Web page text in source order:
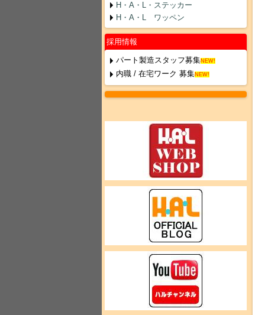
H・A・L・ステッカー
H・A・L ワッペン
採用情報
パート製造スタッフ募集NEW!
内職 / 在宅ワーク 募集NEW!